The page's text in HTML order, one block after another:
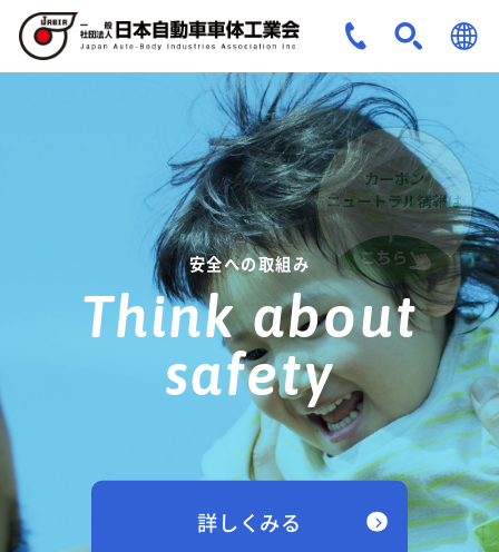
ENG
安全への取組み
Think about
safety
詳しくみる